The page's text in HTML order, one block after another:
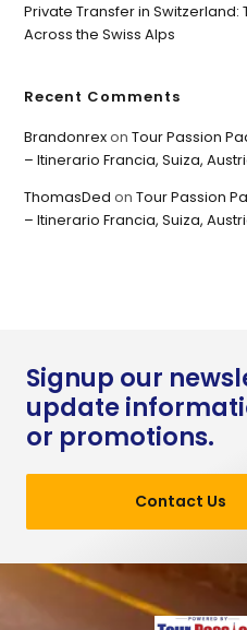
Private Transfer in Switzerland:
Across the Swiss Alps
Recent Comments
BrandonrexonTour Passion
– Itinerario Francia, Suiza,
ThomasDed onTour Passion
– Itinerario Francia, Suiza,
Signup our
update
or promotions.
Contact Us